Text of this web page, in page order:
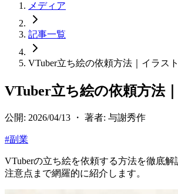
メディア
記事一覧
VTuber立ち絵の依頼方法｜イラス
VTuber立ち絵の依頼方法
公開: 2026/04/13 ・ 著者: 与謝秀作
#副業
VTuberの立ち絵を依頼する方法を徹底
注意点まで網羅的に紹介します。